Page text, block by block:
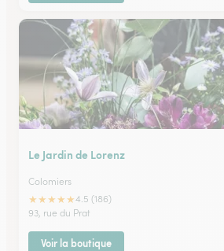
Le Jardin de Lorenz
Colomiers
★★★★★4.5 (186)
93, rue du Prat
Voir la boutique